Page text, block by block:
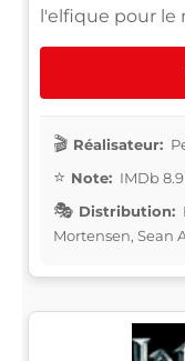
l'elfique pour le
Réalisateur:
Note: IMDb 8.9
Distribution:
Mortensen, Sean